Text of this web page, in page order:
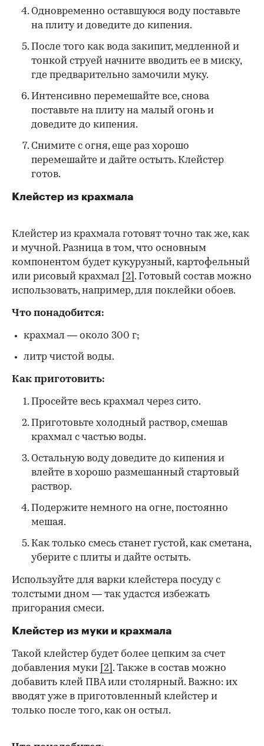
Одновременно оставшуюся воду поставьте
на плиту и доведите до кипения.
После того как вода закипит, медленной и
тонкой струей начните вводить ее в миску,
где предварительно замочили муку.
Интенсивно перемешайте все, снова
поставьте на плиту на малый огонь и
доведите до кипения.
Снимите с огня, еще раз хорошо
перемешайте и дайте остыть. Клейстер
готов.
Клейстер из крахмала
Клейстер из крахмала готовят точно так же, как
и мучной. Разница в том, что основным
компонентом будет кукурузный, картофельный
или рисовый крахмал
[2] . Готовый состав можно
использовать, например, для поклейки обоев.
Что понадобится:
крахмал — около 300 г;
литр чистой воды.
Как приготовить:
Просейте весь крахмал через сито.
Приготовьте холодный раствор, смешав
крахмал с частью воды.
Остальную воду доведите до кипения и
влейте в хорошо размешанный стартовый
раствор.
Подержите немного на огне, постоянно
мешая.
Как только смесь станет густой, как сметана,
уберите с плиты и дайте остыть.
Используйте для варки клейстера посуду с
толстыми дном — так удастся избежать
пригорания смеси.
Клейстер из муки и крахмала
Такой клейстер будет более цепким за счет
добавления муки [2] . Также в состав можно
добавить клей ПВА или столярный. Важно: их
вводят уже в приготовленный клейстер и
только после того, как он остыл.